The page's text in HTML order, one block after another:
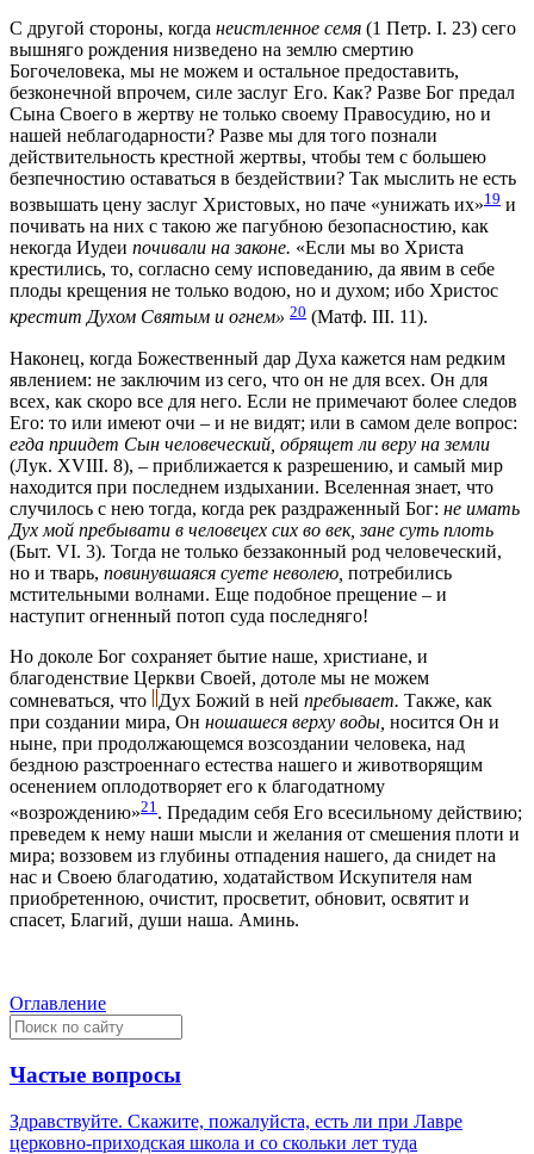
С другой стороны, когда неистленное семя (1 Петр. I. 23) сего
вышняго рождения низведено на землю смертию
Богочеловека, мы не можем и остальное предоставить,
безконечной впрочем, силе заслуг Его. Как? Разве Бог предал
Сына Своего в жертву не только своему Правосудию, но и
нашей неблагодарности? Разве мы для того познали
действительность крестной жертвы, чтобы тем с большею
безпечностию оставаться в бездействии? Так мыслить не есть
возвышать цену заслуг Христовых, но паче «унижать их»19 и
почивать на них с такою же пагубною безопасностию, как
некогда Иудеи почивали на законе. «Если мы во Христа
крестились, то, согласно сему исповеданию, да явим в себе
плоды крещения не только водою, но и духом; ибо Христос
крестит Духом Святым и огнем» 20 (Матф. III. 11).
Наконец, когда Божественный дар Духа кажется нам редким
явлением: не заключим из сего, что он не для всех. Он для
всех, как скоро все для него. Если не примечают более следов
Его: то или имеют очи – и не видят; или в самом деле вопрос:
егда приидет Сын человеческий, обрящет ли веру на земли
(Лук. XVIII. 8), – приближается к разрешению, и самый мир
находится при последнем издыхании. Вселенная знает, что
случилось с нею тогда, когда рек раздраженный Бог: не имать
Дух мой пребывати в человецех сих во век, зане суть плоть
(Быт. VI. 3). Тогда не только беззаконный род человеческий,
но и тварь, повинувшаяся суете неволею, потребились
мстительными волнами. Еще подобное прещение – и
наступит огненный потоп суда последняго!
Но доколе Бог сохраняет бытие наше, христиане, и
благоденствие Церкви Своей, дотоле мы не можем
сомневаться, что
Дух Божий в ней пребывает. Также, как
при создании мира, Он ношашеся верху воды, носится Он и
ныне, при продолжающемся возсоздании человека, над
бездною разстроеннаго естества нашего и животворящим
осенением оплодотворяет его к благодатному
«возрождению»21 . Предадим себя Его всесильному действию;
преведем к нему наши мысли и желания от смешения плоти и
мира; воззовем из глубины отпадения нашего, да снидет на
нас и Своею благодатию, ходатайством Искупителя нам
приобретенною, очистит, просветит, обновит, освятит и
спасет, Благий, души наша. Аминь.
Оглавление
Частые вопросы
Здравствуйте. Скажите, пожалуйста, есть ли при Лавре
церковно-приходская школа и со скольки лет туда